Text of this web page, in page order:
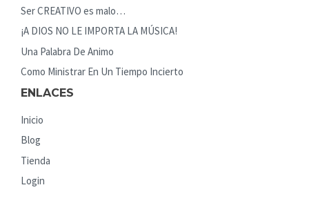
Ser CREATIVO es malo…
¡A DIOS NO LE IMPORTA LA MÚSICA!
Una Palabra De Animo
Como Ministrar En Un Tiempo Incierto
ENLACES
Inicio
Blog
Tienda
Login